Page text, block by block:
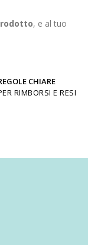
, e al tuo
CHIARE
RIMBORSI E RESI